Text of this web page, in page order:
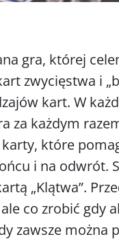
gra, której
zwycięstwa i
kart. W
za każdym
które
i na odwrót.
„Klątwa”.
co zrobić gdy
zawsze